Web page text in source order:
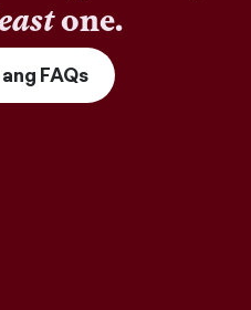
one.
FAQs